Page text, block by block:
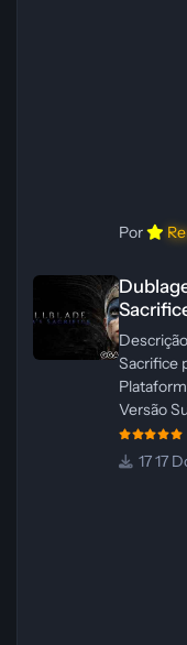
Por
Sacrifice
Versão
Inglês
Créditos
17